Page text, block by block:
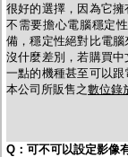
很好的選擇，因為它
不需要擔心電腦穩定
備，穩定性絕對比電
沒什麼差別，若購買
一點的機種甚至可以
本公司所販售之數位錄
Q ：可不可以設定影像